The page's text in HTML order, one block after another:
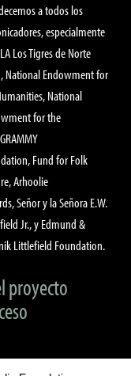
a todos los
especialmente
Los Tigres de Norte
National Endowment for
National
for the
Fund for Folk
Arhoolie
Señor y la Señora E.W.
Jr., y Edmund &
Littlefield Foundation.
proyecto